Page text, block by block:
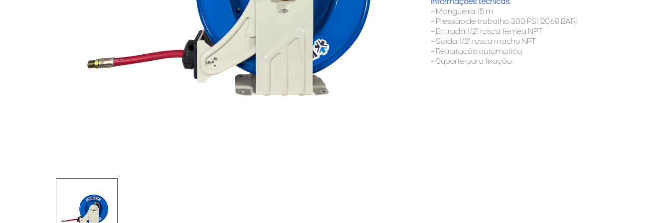
Informações técnicas:
– Mangueira: 15 m
– Pressão de trabalho: 300 PSI (20,68 BAR)
– Entrada: 1/2” rosca fêmea NPT
– Saída: 1/2” rosca macho NPT
– Retratação automática
– Suporte para fixação